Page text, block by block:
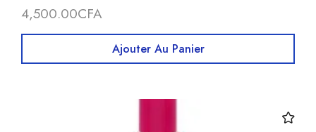
4,500.00CFA
Ajouter Au Panier